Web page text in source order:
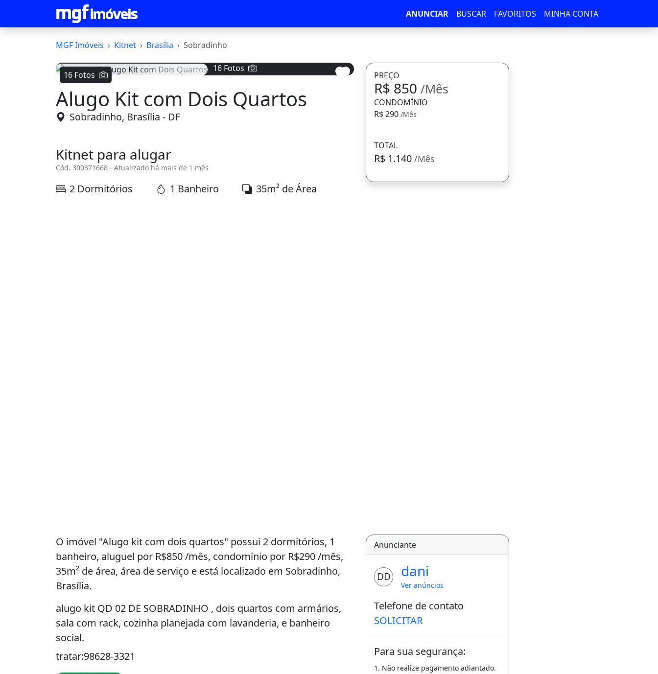
ANUNCIAR BUSCAR FAVORITOS MINHA CONTA
MGF Imóveis Kitnet Brasília Sobradinho
16 Fotos
16 Fotos
Alugo Kit com Dois Quartos
Sobradinho, Brasília - DF
Kitnet para alugar
Cód. 300371668 - Atualizado há mais de 1 mês
2 Dormitórios 1 Banheiro 35m² de Área
PREÇO
R$ 850/Mês
CONDOMÍNIO
R$ 290/Mês
TOTAL
R$ 1.140/Mês
O imóvel "Alugo kit com dois quartos" possui 2 dormitórios, 1
banheiro, aluguel por R$850 /mês, condomínio por R$290 /mês,
35m² de área, área de serviço e está localizado em Sobradinho,
Brasília.
alugo kit QD 02 DE SOBRADINHO , dois quartos com armários,
sala com rack, cozinha planejada com lavanderia, e banheiro
social.
tratar:98628-3321
Anunciante
DD dani
Ver anúncios
Telefone de contato
SOLICITAR
Para sua segurança:
1. Não realize pagamento adiantado.